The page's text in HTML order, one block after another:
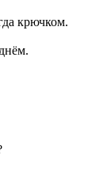
крючком.